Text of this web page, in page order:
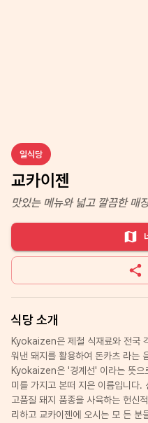
일식당
교카이젠
맛있는 메뉴와 넓고 깔끔한 매
식당 소개
Kyokaizen은 제철 식재료와 전국
워낸 돼지를 활용하여 돈카츠 라는
Kyokaizen은 '경계선' 이라는 뜻으
미를 가지고 본떠 지은 이름입니다.
고품질 돼지 품종을 사육하는 헌신
리하고 교카이젠에 오시는 모 든 분